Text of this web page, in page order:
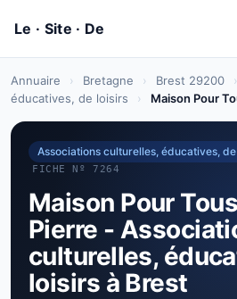
Annuaire › Bretagne › Brest 29200 ›
éducatives, de loisirs
› Maison Pour
Associations culturelles, éducatives,
FICHE Nº 7264
Maison Pour
Pierre -
culturelles,
loisirs à Brest